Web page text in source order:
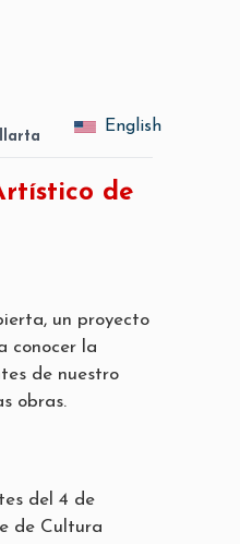
English
de
un proyecto
conocer la
de nuestro
obras.
del 4 de
de Cultura